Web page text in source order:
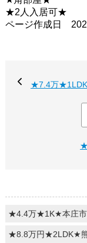
★2人入居可★
ページ作成日
★7.4万
★4.4万★1K★本庄市
★8.8万円★2LDK★